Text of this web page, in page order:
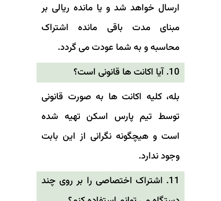
ارسال خواهد شد و یا مانده ریالی بر
مبنای مدت باقی مانده اشتراک
محاسبه و به شما عودت می گردد.
10. آیا اکانت ها قانونی است؟
بله، کلیه اکانت ها به صورت قانونی
توسط تیم پارس اسکن تهیه شده
است و هیچگونه نگرانی از این بابت
وجود ندارد.
11. اشتراک اختصاصی را بر روی چند